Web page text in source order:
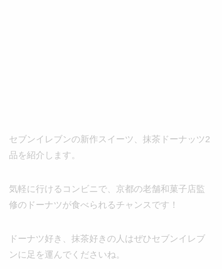
セブンイレブンの新作スイーツ、抹茶ドーナッツ2
品を紹介します。
気軽に行けるコンビニで、京都の老舗和菓子店監
修のドーナツが食べられるチャンスです！
ドーナツ好き、抹茶好きの人はぜひセブンイレブ
ンに足を運んでくださいね。